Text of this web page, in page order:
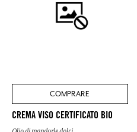
COMPRARE
CREMA VISO CERTIFICATO BIO